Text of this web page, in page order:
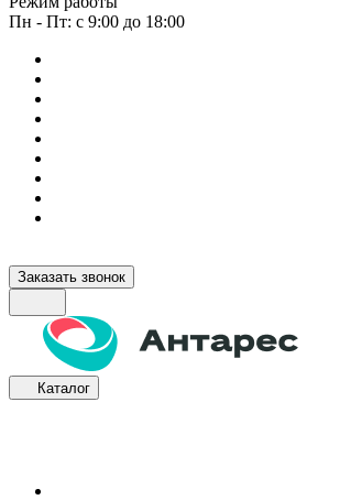
Пн - Пт: с 9:00 до 18:00
Заказать звонок
Каталог